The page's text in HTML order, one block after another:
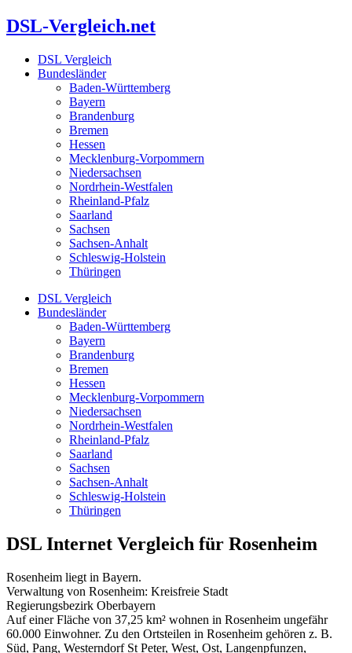
Zum
Inhalt
DSL-Vergleich.net
DSL Vergleich
Bundesländer
Baden-Württemberg
Bayern
Brandenburg
Bremen
Hessen
Mecklenburg-Vorpommern
Niedersachsen
Nordrhein-Westfalen
Rheinland-Pfalz
Saarland
Sachsen
Sachsen-Anhalt
Schleswig-Holstein
Thüringen
DSL Vergleich
Bundesländer
Baden-Württemberg
Bayern
Brandenburg
Bremen
Hessen
Mecklenburg-Vorpommern
Niedersachsen
Nordrhein-Westfalen
Rheinland-Pfalz
Saarland
Sachsen
Sachsen-Anhalt
Schleswig-Holstein
Thüringen
DSL Internet Vergleich für Rosenheim
Rosenheim liegt in Bayern.
Verwaltung von Rosenheim: Kreisfreie Stadt
Regierungsbezirk Oberbayern
Auf einer Fläche von 37,25 km² wohnen in Rosenheim ungefähr
60.000 Einwohner. Zu den Ortsteilen in Rosenheim gehören z. B.
Süd, Pang, Westerndorf St Peter, West, Ost, Langenpfunzen,